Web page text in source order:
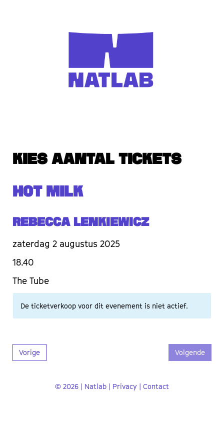
KIES AANTAL TICKETS
HOT MILK
Rebecca Lenkiewicz
zaterdag 2 augustus 2025
18.40
The Tube
De ticketverkoop voor dit evenement is niet actief.
Vorige Volgende
© 2026 | Natlab | Privacy | Contact